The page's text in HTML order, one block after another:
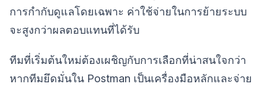
การกำกับดูแลโดยเฉพาะ ค่าใช้จ่ายในการย้ายระบบ
จะสูงกว่าผลตอบแทนที่ได้รับ
ทีมที่เริ่มต้นใหม่ต้องเผชิญกับการเลือกที่น่าสนใจกว่า
หากทีมยึดมั่นใน Postman เป็นเครื่องมือหลักและจ่าย